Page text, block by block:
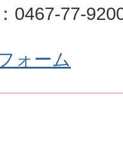
0467-77-
ォーム